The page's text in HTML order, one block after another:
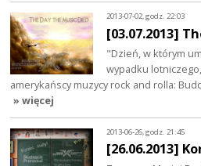
2013-07-02, godz. 22:03
[03.07.2013]
"Dzień, w którym
wypadku
amerykańscy muzycy rock and rolla:
» więcej
2013-06-26, godz. 21:45
[26.06.2013]